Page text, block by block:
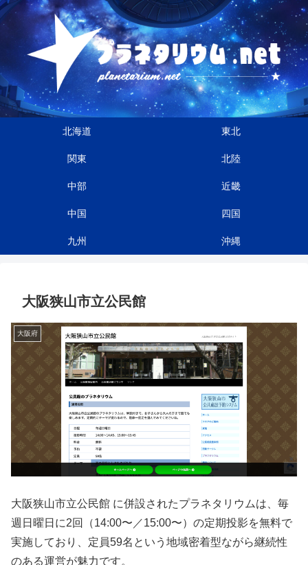
北海道 東北
関東 北陸
中部 近畿
中国 四国
九州 沖縄
大阪狭山市立公民館
大阪府
大阪狭山市立公民館 に併設されたプラネタリウムは、毎
週日曜日に2回（14:00〜／15:00〜）の定期投影を無料で
実施しており、定員59名という地域密着型ながら継続性
のある運営が魅力です。